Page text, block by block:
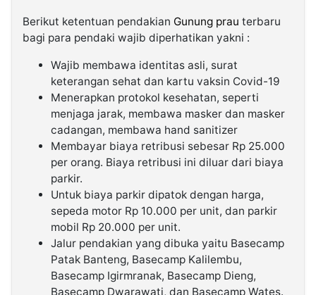
Berikut ketentuan pendakian Gunung prau terbaru
bagi para pendaki wajib diperhatikan yakni :
Wajib membawa identitas asli, surat
keterangan sehat dan kartu vaksin Covid-19
Menerapkan protokol kesehatan, seperti
menjaga jarak, membawa masker dan masker
cadangan, membawa hand sanitizer
Membayar biaya retribusi sebesar Rp 25.000
per orang. Biaya retribusi ini diluar dari biaya
parkir.
Untuk biaya parkir dipatok dengan harga,
sepeda motor Rp 10.000 per unit, dan parkir
mobil Rp 20.000 per unit.
Jalur pendakian yang dibuka yaitu Basecamp
Patak Banteng, Basecamp Kalilembu,
Basecamp Igirmranak, Basecamp Dieng,
Basecamp Dwarawati, dan Basecamp Wates.